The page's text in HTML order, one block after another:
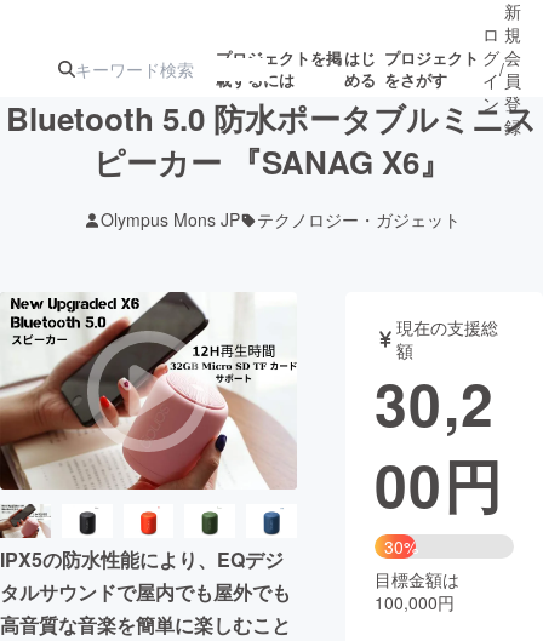
プロジェクトを掲
載するには
はじ
める
プロジェクト
をさがす
ターン
ジェクト
ロジェクト
されます
アート・写真 音楽
テクノロジー・ガジェット ゲーム・
映像・映画 書籍・雑誌
ビジネス・起業 チャレンジ
まちづくり・地域活性化
ロ
グ
イ
ン
/
新
規
会
員
登
録
Bluetooth 5.0 防水ポータブルミニス
ピーカー 『SANAG X6』
Olympus Mons JP テクノロジー・ガジェット
IPX5の防水性能により、EQデジ
タルサウンドで屋内でも屋外でも
高音質な音楽を簡単に楽しむこと
現在の支援総
額
30,2
00円
30%
目標金額は
100,000円